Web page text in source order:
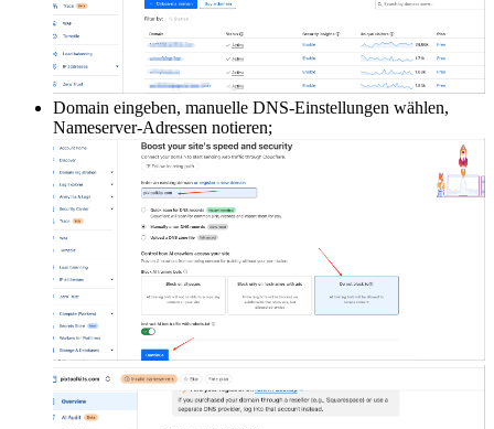
Domain eingeben, manuelle DNS-Einstellungen wählen,
Nameserver-Adressen notieren;